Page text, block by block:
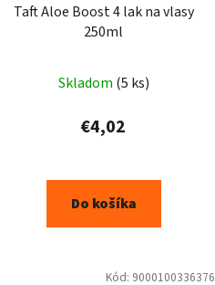
Taft Aloe Boost 4 lak na vlasy
250ml
Skladom (5 ks)
€4,02
Do košíka
Kód: 9000100336376